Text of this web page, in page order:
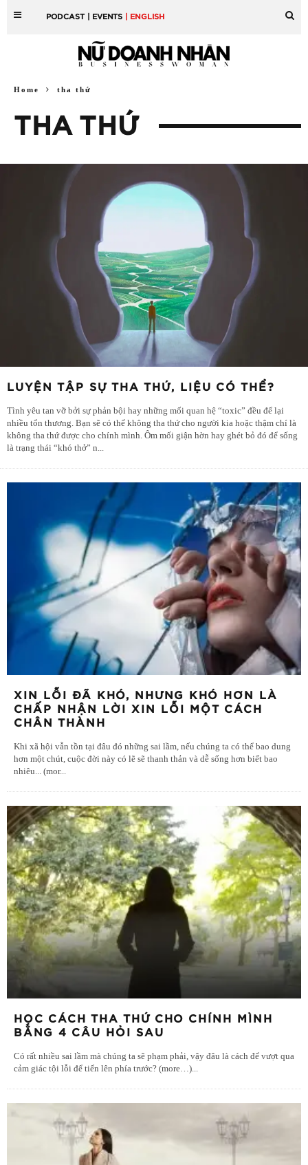
PODCAST | EVENTS | ENGLISH
Home tha thứ
THA THỨ
LUYỆN TẬP SỰ THA THỨ, LIỆU CÓ THỂ?
Tình yêu tan vỡ bởi sự phản bội hay những mối quan hệ “toxic” đều để lại
nhiều tổn thương. Bạn sẽ có thể không tha thứ cho người kia hoặc thậm chí là
không tha thứ được cho chính mình. Ôm mối giận hờn hay ghét bỏ đó để sống
là trạng thái “khó thở” n...
XIN LỖI ĐÃ KHÓ, NHƯNG KHÓ HƠN LÀ
CHẤP NHẬN LỜI XIN LỖI MỘT CÁCH
CHÂN THÀNH
Khi xã hội vẫn tồn tại đâu đó những sai lầm, nếu chúng ta có thể bao dung
hơn một chút, cuộc đời này có lẽ sẽ thanh thản và dễ sống hơn biết bao
nhiêu... (mor...
HỌC CÁCH THA THỨ CHO CHÍNH MÌNH
BẰNG 4 CÂU HỎI SAU
Có rất nhiều sai lầm mà chúng ta sẽ phạm phải, vậy đâu là cách để vượt qua
cảm giác tội lỗi để tiến lên phía trước? (more…)...